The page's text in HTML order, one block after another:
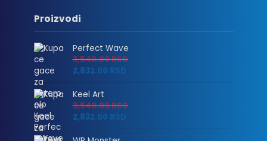
Proizvodi
Perfect Wave
3,540.00RSD
2,832.00 RSD
Keel Art
3,540.00RSD
2,832.00 RSD